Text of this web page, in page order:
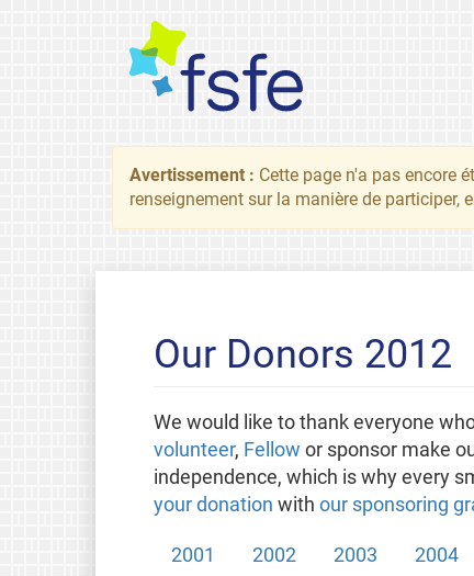
Avertissement : Cette page n'a pas encore
renseignement sur la manière de participer,
Our Donors 2012
We would like to thank everyone
volunteer, Fellow or sponsor make
independence, which is why every
your donation with our sponsoring
2001 2002 2003 2004